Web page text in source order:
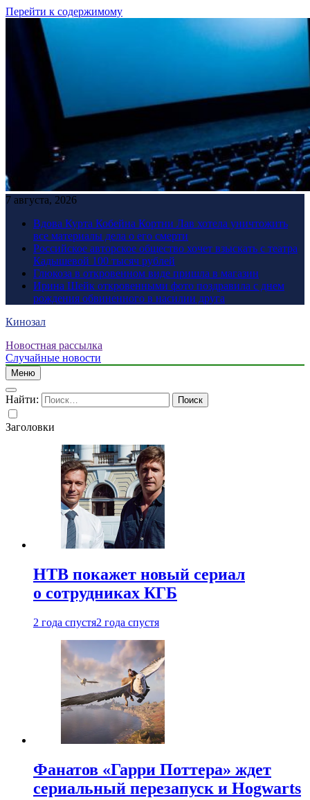
Перейти к содержимому
7 августа, 2026
Вдова Курта Кобейна Кортни Лав хотела уничтожить
все материалы дела о его смерти
Российское авторское общество хочет взыскать с театра
Кадышевой 100 тысяч рублей
Глюкоза в откровенном виде пришла в магазин
Ирина Шейк откровенными фото поздравила с днем
рождения обвиненного в насилии друга
Кинозал
Новостная рассылка
Случайные новости
Меню
Найти:
Заголовки
НТВ покажет новый сериал
о сотрудниках КГБ
2 года спустя2 года спустя
Фанатов «Гарри Поттера» ждет
сериальный перезапуск и Hogwarts